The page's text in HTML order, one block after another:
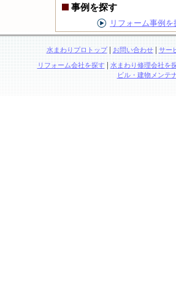
事例を探す
リフォーム事例を
水まわりプロトップ| お問い合わせ| サー
リフォーム会社を探す | 水まわり修理会社を
ビル・建物メンテ